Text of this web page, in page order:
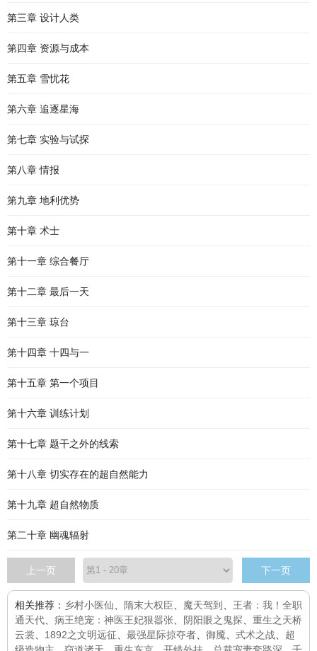
第三章 设计人类
第四章 资源与成本
第五章 雪忧花
第六章 追逐星海
第七章 实验与试探
第八章 情报
第九章 地利优势
第十章 术士
第十一章 综合餐厅
第十二章 最后一天
第十三章 琼台
第十四章 十四与一
第十五章 第一个项目
第十六章 训练计划
第十七章 题干之外的线索
第十八章 切实存在的超自然能力
第十九章 超自然物质
第二十章 幽魂辐射
上一页 下一页
相关推荐： 乡村小医仙 隋末大权臣 魔天驾到
王者：我！全职
通天代
病王绝宠：神医王妃狠嚣张 阴阳眼之鬼探
重生之天桥
云裳
1892之文明远征 最强星际掠夺者 御魇 式术之战
超